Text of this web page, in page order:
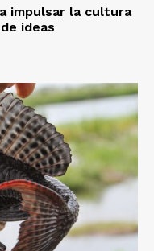
impulsar la cultura
ideas